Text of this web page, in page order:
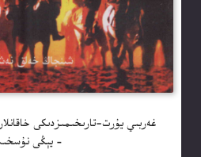
غەربىي يۇرت-تارىخىمىزدىكى
– يېڭى